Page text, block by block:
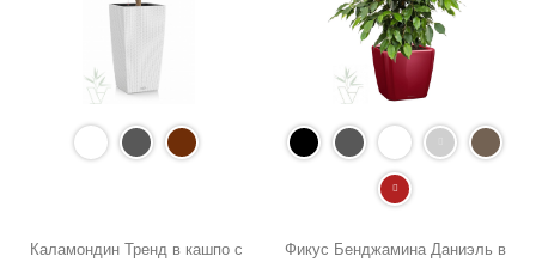
Каламондин Тренд в кашпо с
Фикус Бенджамина Даниэль в